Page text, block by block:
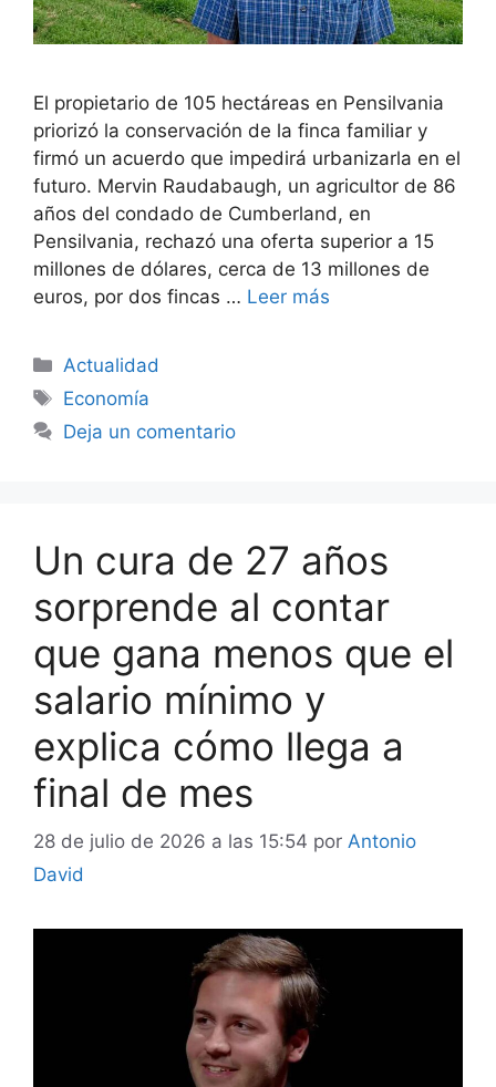
El propietario de 105 hectáreas en Pensilvania
priorizó la conservación de la finca familiar y
firmó un acuerdo que impedirá urbanizarla en el
futuro. Mervin Raudabaugh, un agricultor de 86
años del condado de Cumberland, en
Pensilvania, rechazó una oferta superior a 15
millones de dólares, cerca de 13 millones de
euros, por dos fincas … Leer más
Categorías
Actualidad
Etiquetas
Economía
Deja un comentario
Un cura de 27 años
sorprende al contar
que gana menos que el
salario mínimo y
explica cómo llega a
final de mes
28 de julio de 2026 a las 15:54 por Antonio
David